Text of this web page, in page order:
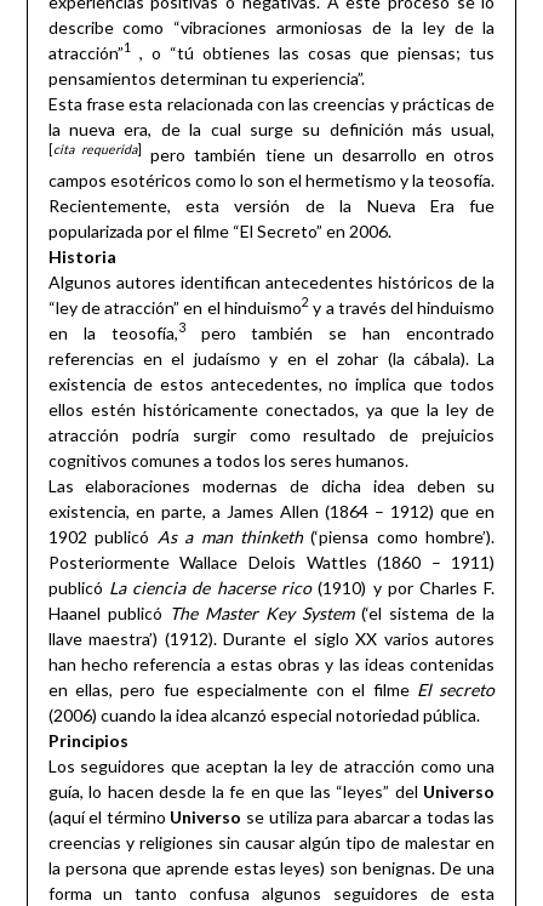
describe como “vibraciones armoniosas de la ley de la
atracción”1 , o “tú obtienes las cosas que piensas; tus
pensamientos determinan tu experiencia”.
Esta frase esta relacionada con las creencias y prácticas de
la nueva era, de la cual surge su definición más usual,
cita requerida]
pero también tiene un desarrollo en otros
campos esotéricos como lo son el hermetismo y la teosofía.
Recientemente, esta versión de la Nueva Era fue
popularizada por el filme “El Secreto” en 2006.
Historia
Algunos autores identifican antecedentes históricos de la
“ley de atracción” en el hinduismo2 y a través del hinduismo
en la teosofía,3pero también se han encontrado
referencias en el judaísmo y en el zohar (la cábala). La
existencia de estos antecedentes, no implica que todos
ellos estén históricamente conectados, ya que la ley de
atracción podría surgir como resultado de prejuicios
cognitivos comunes a todos los seres humanos.
Las elaboraciones modernas de dicha idea deben su
existencia, en parte, a James Allen (1864 – 1912) que en
1902 publicó As a man thinketh(‘piensa como hombre’).
Posteriormente Wallace Delois Wattles (1860 – 1911)
publicó La ciencia de hacerse rico(1910) y por Charles F.
Haanel publicó The Master Key System(‘el sistema de la
llave maestra’) (1912). Durante el siglo XX varios autores
han hecho referencia a estas obras y las ideas contenidas
en ellas, pero fue especialmente con el filme El secreto
(2006) cuando la idea alcanzó especial notoriedad pública.
Principios
Los seguidores que aceptan la ley de atracción como una
guía, lo hacen desde la fe en que las “leyes” del Universo
(aquí el término Universo se utiliza para abarcar a todas las
creencias y religiones sin causar algún tipo de malestar en
la persona que aprende estas leyes) son benignas. De una
forma un tanto confusa algunos seguidores de esta